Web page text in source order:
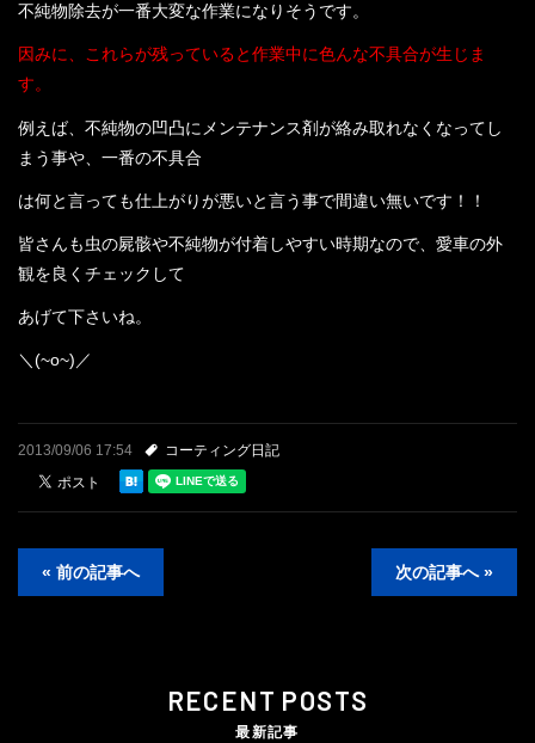
不純物除去が一番大変な作業になりそうです。
因みに、これらが残っていると作業中に色んな不具合が生じま
す。
例えば、不純物の凹凸にメンテナンス剤が絡み取れなくなってし
まう事や、一番の不具合
は何と言っても仕上がりが悪いと言う事で間違い無いです！！
皆さんも虫の屍骸や不純物が付着しやすい時期なので、愛車の外
観を良くチェックして
あげて下さいね。
＼(~o~)／
2013/09/06 17:54 コーティング日記
« 前の記事へ 次の記事へ »
RECENT POSTS
最新記事